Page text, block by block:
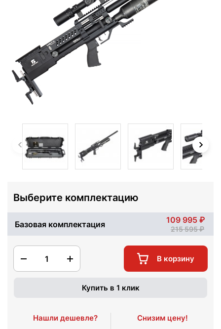
Выберите комплектацию
Базовая комплектация 109 995
215 595
1 В корзину
Купить в 1 клик
Нашли дешевле? Снизим цену!